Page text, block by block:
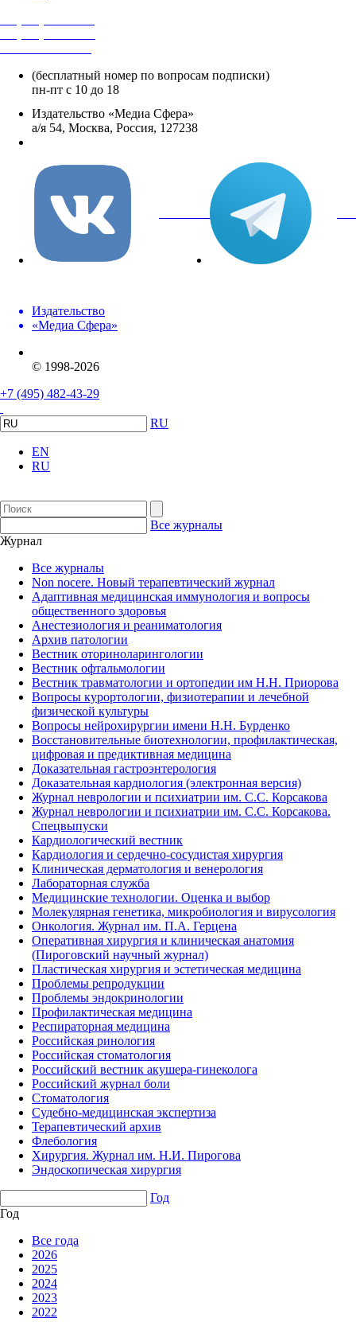
(бесплатный номер по вопросам подписки)
пн-пт с 10 до 18
Издательство «Медиа Сфера»
а/я 54, Москва, Россия, 127238
вКонтакте
Издательство
«Медиа Сфера»
© 1998-2026
+7 (495) 482-43-29
RU
EN
RU
Все журналы
Журнал
Все журналы
Non nocere. Новый терапевтический журнал
Адаптивная медицинская иммунология и вопросы
общественного здоровья
Анестезиология и реаниматология
Архив патологии
Вестник оториноларингологии
Вестник офтальмологии
Вестник травматологии и ортопедии им Н.Н. Приорова
Вопросы курортологии, физиотерапии и лечебной
физической культуры
Вопросы нейрохирургии имени Н.Н. Бурденко
Восстановительные биотехнологии, профилактическая,
цифровая и предиктивная медицина
Доказательная гастроэнтерология
Доказательная кардиология (электронная версия)
Журнал неврологии и психиатрии им. С.С. Корсакова
Журнал неврологии и психиатрии им. С.С. Корсакова.
Спецвыпуски
Кардиологический вестник
Кардиология и сердечно-сосудистая хирургия
Клиническая дерматология и венерология
Лабораторная служба
Медицинские технологии. Оценка и выбор
Молекулярная генетика, микробиология и вирусология
Онкология. Журнал им. П.А. Герцена
Оперативная хирургия и клиническая анатомия
(Пироговский научный журнал)
Пластическая хирургия и эстетическая медицина
Проблемы репродукции
Проблемы эндокринологии
Профилактическая медицина
Респираторная медицина
Российская ринология
Российская стоматология
Российский вестник акушера-гинеколога
Российский журнал боли
Стоматология
Судебно-медицинская экспертиза
Терапевтический архив
Флебология
Хирургия. Журнал им. Н.И. Пирогова
Эндоскопическая хирургия
Год
Год
Все года
2026
2025
2024
2023
2022